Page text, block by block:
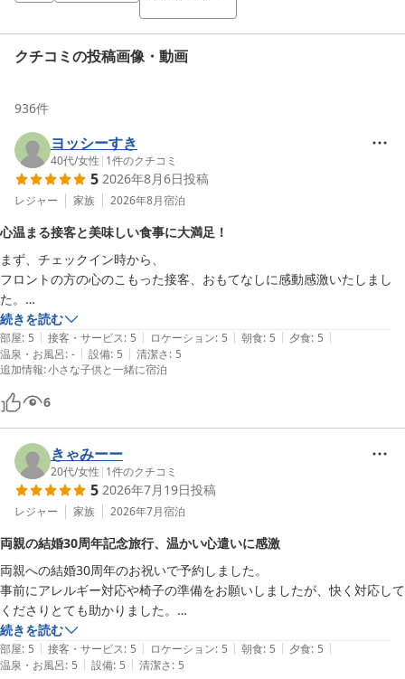
クチコミの投稿画像・動画
936件
ヨッシーすき
40代/女性 | 1件のクチコミ
5 2026年8月6日投稿
レジャー 家族 2026年8月宿泊
心温まる接客と美味しい食事に大満足！
まず、チェックイン時から、
フロントの方の心のこもった接客、おもてなしに感動感激いたしまし
た。
お部屋もとても綺麗に清掃されており、
気持ちよく過ごすことができました。
お食事もどれもこれも大変美味しく、
あまり食べる機会の無い鮎の塩焼きもいただくことができて嬉しかった
です。
朝食バイキングでは、目の前で握ってくれるおにぎりコーナーが有り、
6、5、3歳の子どもを連れての宿泊で、
騒がしくしてしまいましたが、
どのスタッフの方もとても優しく親切にしてくださったおかげで
子どもたちも楽しい時間を過ごせたようです。
チェックアウト時には
また、利用したいと思える旅になりました。
ありがとうございました。
続きを読む
部屋: 5 | 接客・サービス: 5 | ロケーション: 5 | 朝食: 5 | 夕食: 5 |
温泉・お風呂: - | 設備: 5 | 清潔さ: 5
追加情報:小さな子供と一緒に宿泊
6
きゃみーー
20代/女性 | 1件のクチコミ
5 2026年7月19日投稿
レジャー 家族 2026年7月宿泊
両親の結婚30周年記念旅行、温かい心遣いに感激
両親への結婚30周年のお祝いで予約しました。
事前にアレルギー対応や椅子の準備をお願いしましたが、快く対応して
くださりとても助かりました。
お部屋やお風呂は清潔感があり快適で、お料理はどれも盛り付けが美し
く、とてもおいしかったそうです。
何より従業員の皆様の温かい心遣いに何度も感激したようです。
続きを読む
部屋: 5 | 接客・サービス: 5 | ロケーション: 5 | 朝食: 5 | 夕食: 5 |
温泉・お風呂: 5 | 設備: 5 | 清潔さ: 5